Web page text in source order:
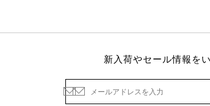
新入荷やセール情報を